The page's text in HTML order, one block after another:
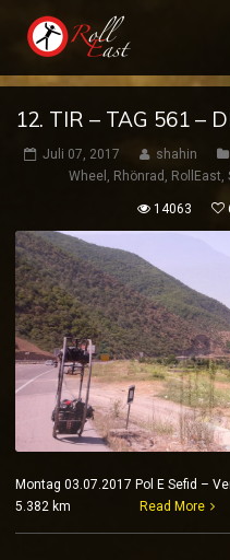
12. TIR – TAG 561 –
Juli 07, 2017 shahin
Wheel , Rhönrad , RollEast,
14063
Montag 03.07.2017 Pol E Sefid –
5.382 km
Read More